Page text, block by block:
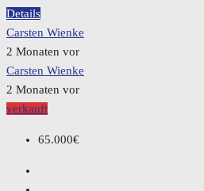
Details
Carsten Wienke
2 Monaten vor
Carsten Wienke
2 Monaten vor
verkauft
65.000€